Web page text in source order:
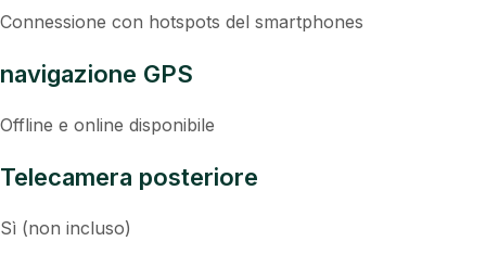
Connessione con hotspots del smartphones
navigazione GPS
Offline e online disponibile
Telecamera posteriore
Sì (non incluso)